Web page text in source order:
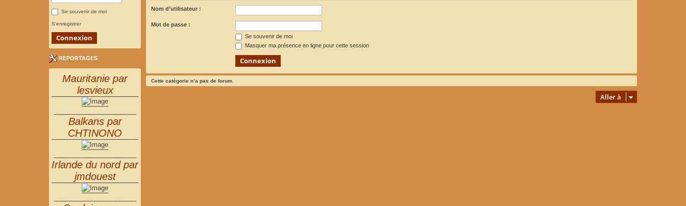
Nom d’utilisateur :
Mot de passe :
Se souvenir de moi
Masquer ma présence en ligne pour cette session
Cette catégorie n’a pas de forum.
Aller à
Se souvenir de moi
S’enregistrer
REPORTAGES
Mauritanie par
lesvieux
Balkans par
CHTINONO
Irlande du nord par
jmdouest